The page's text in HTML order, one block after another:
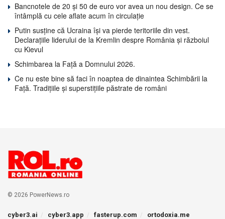
Bancnotele de 20 și 50 de euro vor avea un nou design. Ce se
întâmplă cu cele aflate acum în circulație
Putin susține că Ucraina își va pierde teritoriile din vest.
Declarațiile liderului de la Kremlin despre România și războiul
cu Kievul
Schimbarea la Față a Domnului 2026.
Ce nu este bine să faci în noaptea de dinaintea Schimbării la
Față. Tradițiile și superstițiile păstrate de români
© 2026 PowerNews.ro
cyber3.ai cyber3.app fasterup.com ortodoxia.me